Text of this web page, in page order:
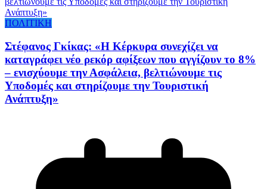
ΠΟΛΙΤΙΚΗ
Στέφανος Γκίκας: «Η Κέρκυρα συνεχίζει να
καταγράφει νέο ρεκόρ αφίξεων που αγγίζουν το 8%
– ενισχύουμε την Ασφάλεια, βελτιώνουμε τις
Υποδομές και στηρίζουμε την Τουριστική
Ανάπτυξη»